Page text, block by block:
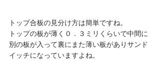
トップ合板の見分け方は簡単ですね。
トップの板が薄く０．３ミリくらいで中間に
別の板が入って裏にまた薄い板がありサンド
イッチになっていますよね。